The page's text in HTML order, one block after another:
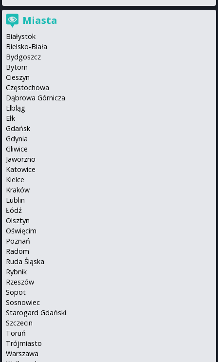
Miasta
Białystok
Bielsko-Biała
Bydgoszcz
Bytom
Cieszyn
Częstochowa
Dąbrowa Górnicza
Elbląg
Ełk
Gdańsk
Gdynia
Gliwice
Jaworzno
Katowice
Kielce
Kraków
Lublin
Łódź
Olsztyn
Oświęcim
Poznań
Radom
Ruda Śląska
Rybnik
Rzeszów
Sopot
Sosnowiec
Starogard Gdański
Szczecin
Toruń
Trójmiasto
Warszawa